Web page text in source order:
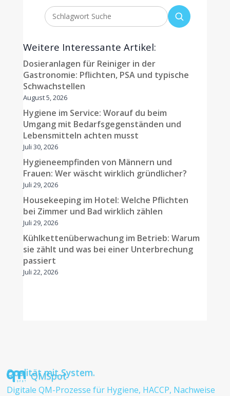
Weitere Interessante Artikel:
Dosieranlagen für Reiniger in der
Gastronomie: Pflichten, PSA und typische
Schwachstellen
August 5, 2026
Hygiene im Service: Worauf du beim
Umgang mit Bedarfsgegenständen und
Lebensmitteln achten musst
Juli 30, 2026
Hygieneempfinden von Männern und
Frauen: Wer wäscht wirklich gründlicher?
Juli 29, 2026
Housekeeping im Hotel: Welche Pflichten
bei Zimmer und Bad wirklich zählen
Juli 29, 2026
Kühlkettenüberwachung im Betrieb: Warum
sie zählt und was bei einer Unterbrechung
passiert
Juli 22, 2026
QMSpot
Qualität mit System.
Digitale QM-Prozesse für Hygiene, HACCP, Nachweise